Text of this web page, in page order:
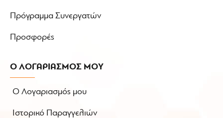
Πρόγραμμα Συνεργατών
Προσφορές
Ο ΛΟΓΑΡΙΑΣΜΟΣ ΜΟΥ
Ο Λογαριασμός μου
Ιστορικό Παραγγελιών